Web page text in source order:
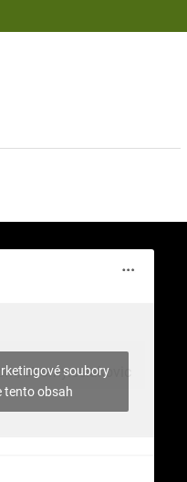
stromy.celakovic
soubory
tento obsah